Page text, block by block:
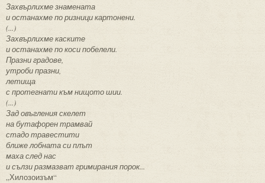
Захвърлихме знамената
и останахме по ризници картонени.
(...)
Захвърлихме каските
и останахме по коси побелели.
Празни градове,
утроби празни,
летища
с протегнати към нищото шии.
(...)
Зад овъгления скелет
на бутафорен трамвай
стадо травестити
ближе лобната си плът
маха след нас
и сълзи размазват гримирания порок...
„Хилозоизъм“